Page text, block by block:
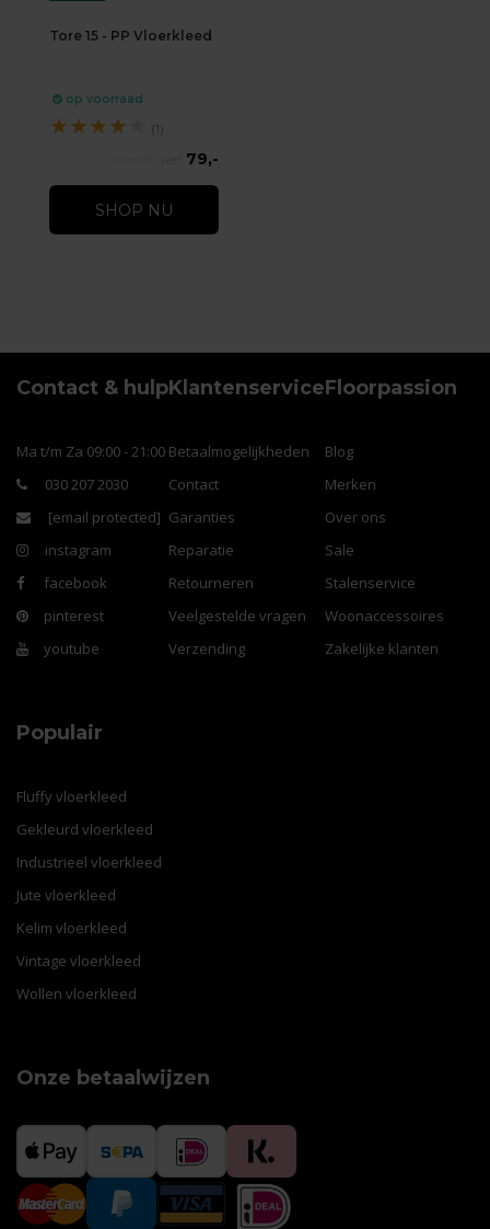
Tore 15 - PP Vloerkleed
op voorraad
★★★★ (1)
79,-
SHOP NU
Contact & hulp
Ma t/m Za 09:00 - 21:00
030 207 2030
[email protected]
instagram
facebook
pinterest
youtube
Klantenservice
Betaalmogelijkheden
Contact
Garanties
Reparatie
Retourneren
Veelgestelde vragen
Verzending
Floorpassion
Blog
Merken
Over ons
Sale
Stalenservice
Woonaccessoires
Zakelijke klanten
Populair
Fluffy vloerkleed
Gekleurd vloerkleed
Industrieel vloerkleed
Jute vloerkleed
Kelim vloerkleed
Vintage vloerkleed
Wollen vloerkleed
Onze betaalwijzen